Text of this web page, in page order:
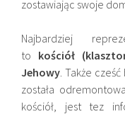
zostawiając swoje
Najbardziej
to kościół
Jehowy . Także
została
kościół, jest tez